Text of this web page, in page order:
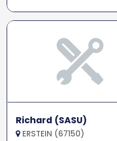
Richard (SASU)
ERSTEIN (67150)